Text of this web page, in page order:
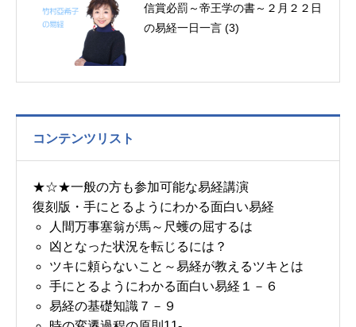
信賞必罰～帝王学の書～２月２２日
の易経一日一言 (3)
コンテンツリスト
★☆★一般の方も参加可能な易経講演
復刻版・手にとるようにわかる面白い易経
人間万事塞翁が馬～尺蠖の屈するは
凶となった状況を転じるには？
ツキに頼らないこと～易経が教えるツキとは
手にとるようにわかる面白い易経１－６
易経の基礎知識７－９